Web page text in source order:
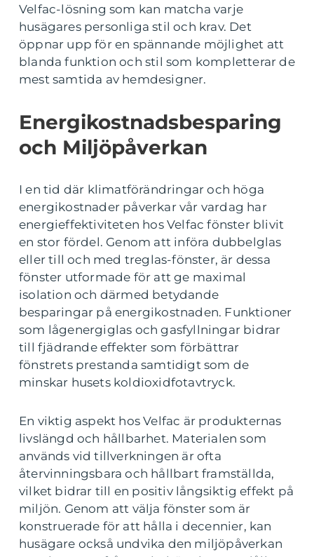
Velfac-lösning som kan matcha varje
husägares personliga stil och krav. Det
öppnar upp för en spännande möjlighet att
blanda funktion och stil som kompletterar de
mest samtida av hemdesigner.
Energikostnadsbesparing
och Miljöpåverkan
I en tid där klimatförändringar och höga
energikostnader påverkar vår vardag har
energieffektiviteten hos Velfac fönster blivit
en stor fördel. Genom att införa dubbelglas
eller till och med treglas-fönster, är dessa
fönster utformade för att ge maximal
isolation och därmed betydande
besparingar på energikostnaden. Funktioner
som lågenergiglas och gasfyllningar bidrar
till fjädrande effekter som förbättrar
fönstrets prestanda samtidigt som de
minskar husets koldioxidfotavtryck.
En viktig aspekt hos Velfac är produkternas
livslängd och hållbarhet. Materialen som
används vid tillverkningen är ofta
återvinningsbara och hållbart framställda,
vilket bidrar till en positiv långsiktig effekt på
miljön. Genom att välja fönster som är
konstruerade för att hålla i decennier, kan
husägare också undvika den miljöpåverkan